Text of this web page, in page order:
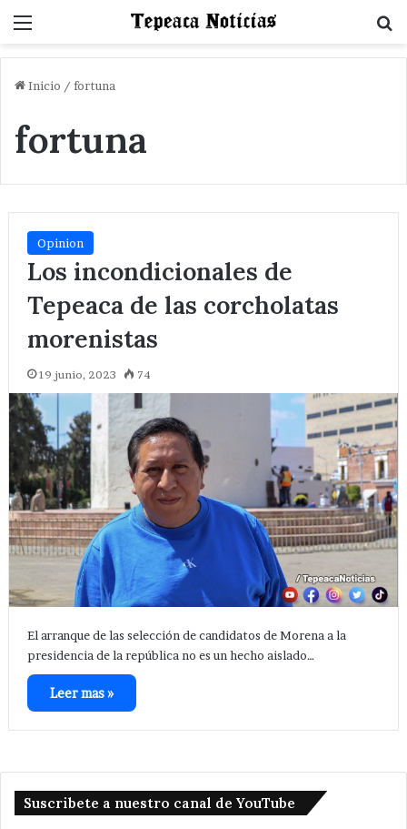
Menu
Inicio / fortuna
fortuna
Opinion
Los incondicionales de
Tepeaca de las corcholatas
morenistas
19 junio, 2023 74
El arranque de las selección de candidatos de Morena a la
presidencia de la república no es un hecho aislado…
Leer mas »
Suscribete a nuestro canal de YouTube